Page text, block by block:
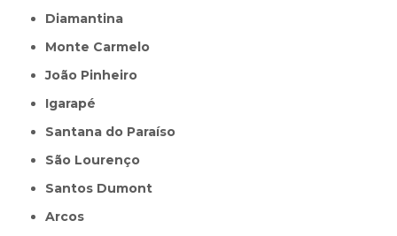
Diamantina
Monte Carmelo
João Pinheiro
Igarapé
Santana do Paraíso
São Lourenço
Santos Dumont
Arcos